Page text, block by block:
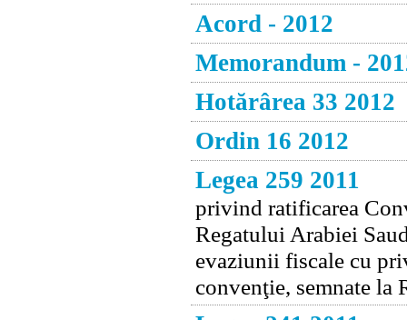
Acord - 2012
Memorandum -
Hotărârea 33 2012
Ordin 16 2012
Legea 259 2011
privind ratificarea
Regatului Arabiei
evaziunii fiscale cu
convenţie, semnate la